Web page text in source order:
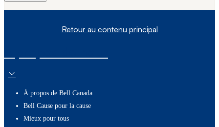
Retour au contenu principal
À propos de Bell Canada
Bell Cause pour la cause
Mieux pour tous